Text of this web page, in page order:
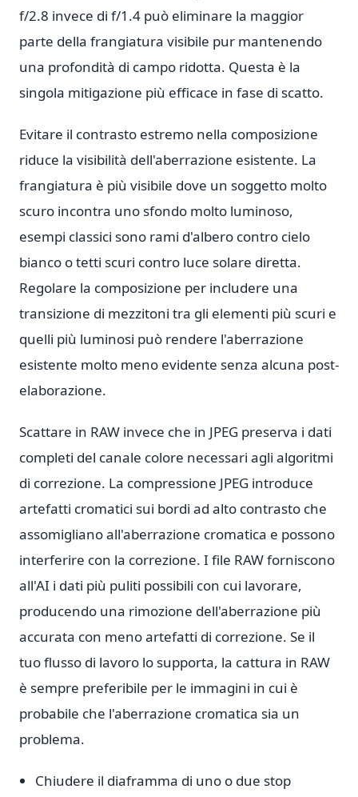
f/2.8 invece di f/1.4 può eliminare la maggior
parte della frangiatura visibile pur mantenendo
una profondità di campo ridotta. Questa è la
singola mitigazione più efficace in fase di scatto.
Evitare il contrasto estremo nella composizione
riduce la visibilità dell'aberrazione esistente. La
frangiatura è più visibile dove un soggetto molto
scuro incontra uno sfondo molto luminoso,
esempi classici sono rami d'albero contro cielo
bianco o tetti scuri contro luce solare diretta.
Regolare la composizione per includere una
transizione di mezzitoni tra gli elementi più scuri e
quelli più luminosi può rendere l'aberrazione
esistente molto meno evidente senza alcuna post-
elaborazione.
Scattare in RAW invece che in JPEG preserva i dati
completi del canale colore necessari agli algoritmi
di correzione. La compressione JPEG introduce
artefatti cromatici sui bordi ad alto contrasto che
assomigliano all'aberrazione cromatica e possono
interferire con la correzione. I file RAW forniscono
all'AI i dati più puliti possibili con cui lavorare,
producendo una rimozione dell'aberrazione più
accurata con meno artefatti di correzione. Se il
tuo flusso di lavoro lo supporta, la cattura in RAW
è sempre preferibile per le immagini in cui è
probabile che l'aberrazione cromatica sia un
problema.
Chiudere il diaframma di uno o due stop